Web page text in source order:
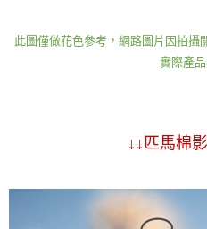
此圖僅做花色參考，網路圖片因拍攝
實際產
↓↓匹馬棉